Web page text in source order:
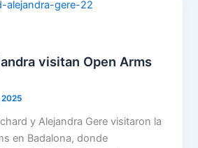
visitan Open Arms
2025
y Alejandra Gere visitaron la
en Badalona, donde